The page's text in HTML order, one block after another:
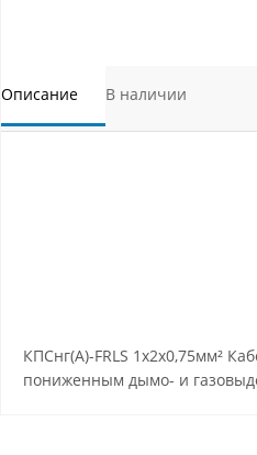
Описание В наличии
КПСнг(А)-FRLS 1х2х0,75мм²
пониженным дымо- и